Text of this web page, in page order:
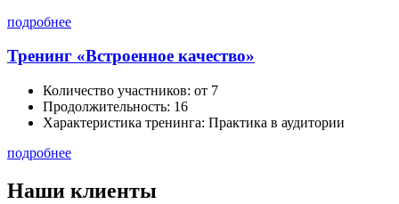
подробнее
Тренинг «Встроенное качество»
Количество участников: от 7
Продолжительность: 16
Характеристика тренинга: Практика в аудитории
подробнее
Наши клиенты